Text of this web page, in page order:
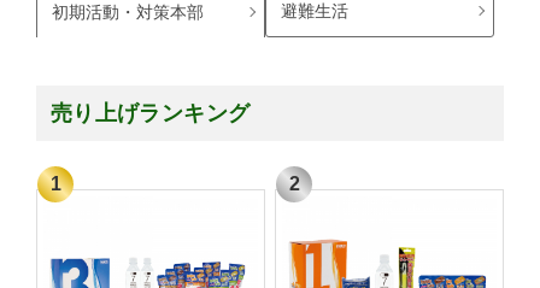
初期活動・対策本部 避難生活
売り上げランキング